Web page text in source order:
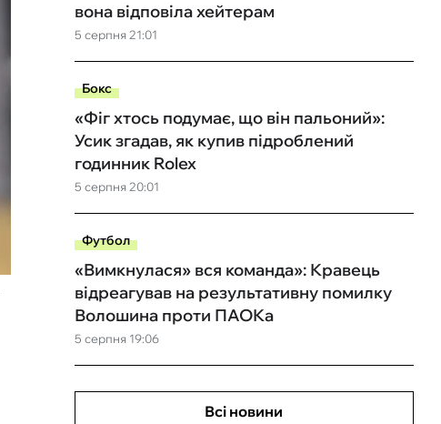
5 серпня 21:01
вона відповіла хейтерам
Бокс
5 серпня 20:01
«Фіг хтось подумає, що він пальоний»:
Усик згадав, як купив підроблений
годинник Rolex
Футбол
5 серпня 19:06
«Вимкнулася» вся команда»: Кравець
відреагував на результативну помилку
Волошина проти ПАОКа
Всі новини